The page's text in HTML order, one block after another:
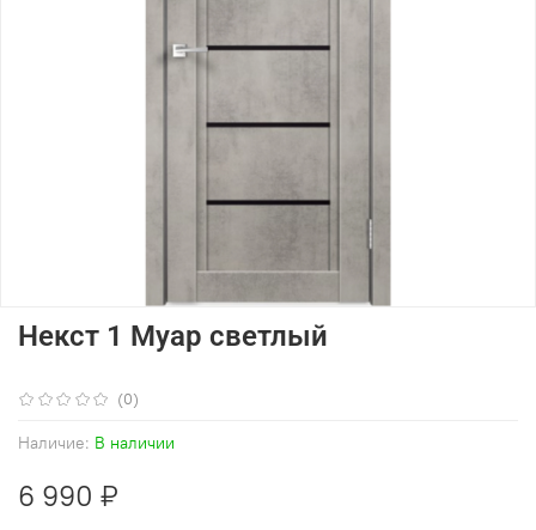
(0)
Наличие: В наличии
Некст 1 Муар светлый
6 990 ₽